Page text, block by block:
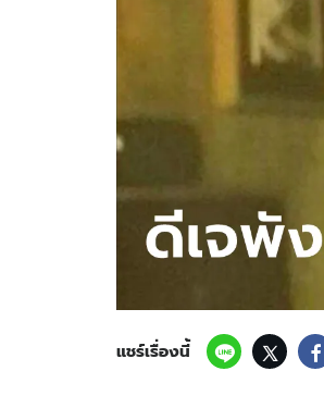
ดาวน์โหลดสนุกแอปฟรี
2569บริษัท อิมเมจ ฟิวเ
แชร์เรื่องนี้